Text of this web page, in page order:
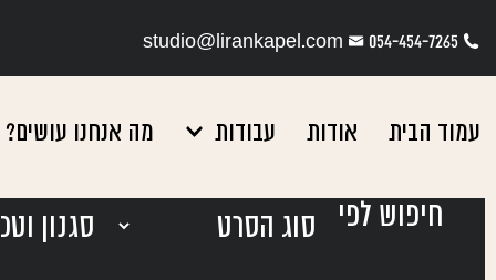
054-454-7265
studio@lirankapel.com
עמוד הבית אודות עבודות מה אנחנו עושים?
חיפוש לפי